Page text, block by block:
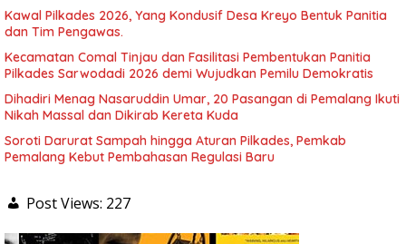
Kawal Pilkades 2026, Yang Kondusif Desa Kreyo Bentuk Panitia
dan Tim Pengawas.
Kecamatan Comal Tinjau dan Fasilitasi Pembentukan Panitia
Pilkades Sarwodadi 2026 demi Wujudkan Pemilu Demokratis
Dihadiri Menag Nasaruddin Umar, 20 Pasangan di Pemalang Ikuti
Nikah Massal dan Dikirab Kereta Kuda
Soroti Darurat Sampah hingga Aturan Pilkades, Pemkab
Pemalang Kebut Pembahasan Regulasi Baru
Post Views: 227